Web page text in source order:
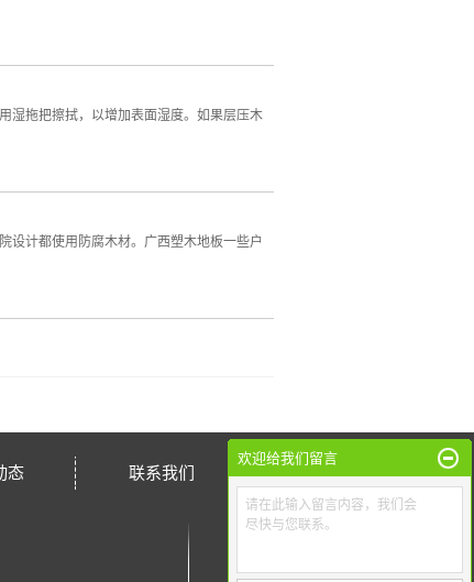
湿拖把擦拭，以增加表面湿度。如果层压木
设计都使用防腐木材。广西塑木地板一些户
态 联系我们
欢迎给我们留言
请在此输入留言内容，我们会
尽快与您联系。